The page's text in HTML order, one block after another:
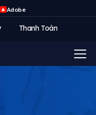
A Adobe
Thanh Toán